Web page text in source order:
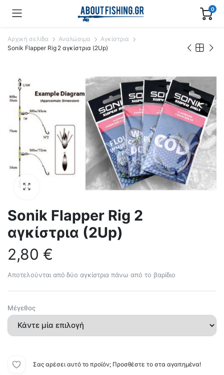
0
Αρχική σελίδα Αναλώσιμα
Αγκίστρια
Sonik Flapper Rig 2 αγκίστρια (2Up)
Sonik Flapper Rig 2
αγκίστρια (2Up)
2,80 €
Αποτελούνται από δύο αγκίστρια πάνω από το βαρίδιο
Μέγεθος
Σας αρέσει αυτό το προϊόν; Προσθέστε το στα αγαπημένα!